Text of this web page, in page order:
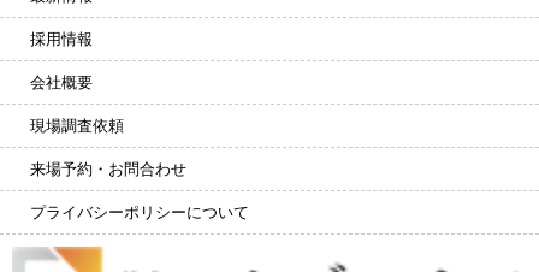
採用情報
会社概要
現場調査依頼
来場予約・お問合わせ
プライバシーポリシーについて